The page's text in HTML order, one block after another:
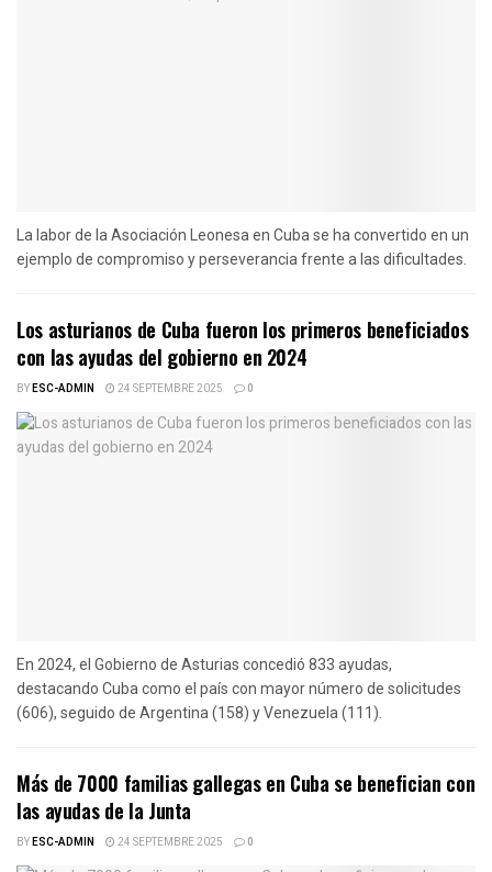
La labor de la Asociación Leonesa en Cuba se ha convertido en un
ejemplo de compromiso y perseverancia frente a las dificultades.
Los asturianos de Cuba fueron los primeros beneficiados
con las ayudas del gobierno en 2024
BYESC-ADMIN 24 SEPTEMBRE 2025 0
En 2024, el Gobierno de Asturias concedió 833 ayudas,
destacando Cuba como el país con mayor número de solicitudes
(606), seguido de Argentina (158) y Venezuela (111).
Más de 7000 familias gallegas en Cuba se benefician con
las ayudas de la Junta
BYESC-ADMIN 24 SEPTEMBRE 2025 0